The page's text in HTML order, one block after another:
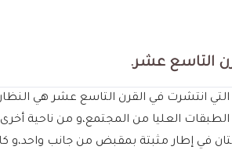
التاسع عشر.
الطبقات العليا من المجتمع،و من ناحية